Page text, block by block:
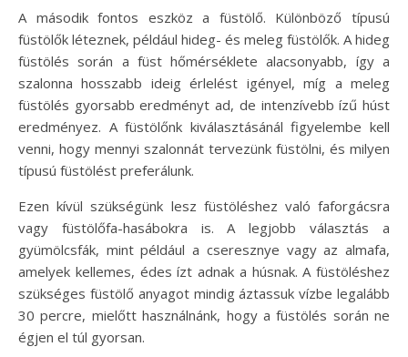
A második fontos eszköz a füstölő. Különböző típusú
füstölők léteznek, például hideg- és meleg füstölők. A hideg
füstölés során a füst hőmérséklete alacsonyabb, így a
szalonna hosszabb ideig érlelést igényel, míg a meleg
füstölés gyorsabb eredményt ad, de intenzívebb ízű húst
eredményez. A füstölőnk kiválasztásánál figyelembe kell
venni, hogy mennyi szalonnát tervezünk füstölni, és milyen
típusú füstölést preferálunk.
Ezen kívül szükségünk lesz füstöléshez való faforgácsra
vagy füstölőfa-hasábokra is. A legjobb választás a
gyümölcsfák, mint például a cseresznye vagy az almafa,
amelyek kellemes, édes ízt adnak a húsnak. A füstöléshez
szükséges füstölő anyagot mindig áztassuk vízbe legalább
30 percre, mielőtt használnánk, hogy a füstölés során ne
égjen el túl gyorsan.